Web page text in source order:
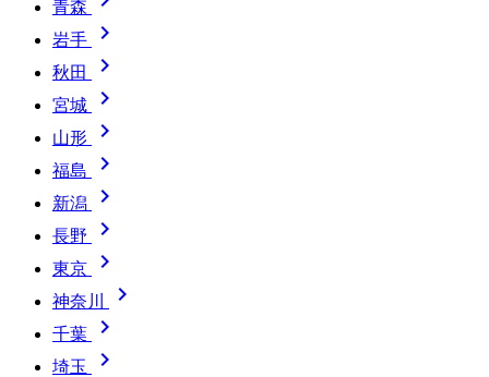
青森
岩手 
秋田 
宮城 
山形 
福島 
新潟 
長野 
東京 
神奈川 
千葉 
埼玉 